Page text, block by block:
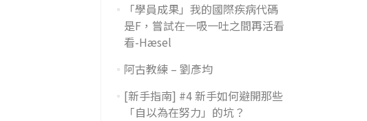
「學員成果」我的國際疾病代碼
是F，嘗試在一吸一吐之間再活看
看-Hæsel
阿古教練 – 劉彥均
[新手指南] #4 新手如何避開那些
「自以為在努力」的坑？